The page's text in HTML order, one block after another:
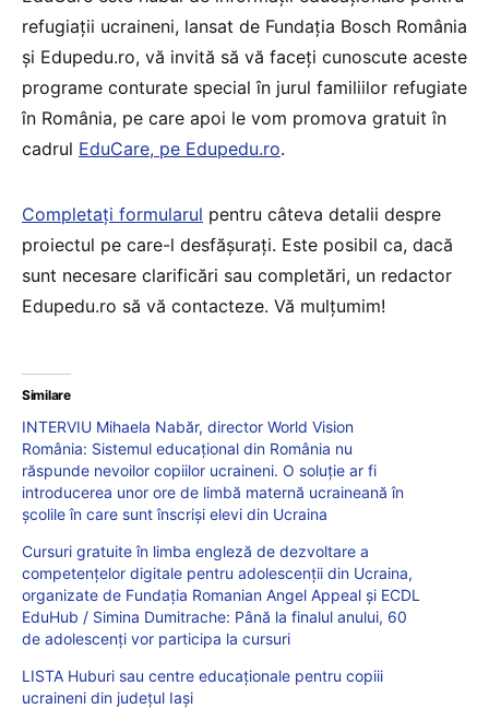
refugiații ucraineni, lansat de Fundația Bosch România
și Edupedu.ro, vă invită să vă faceți cunoscute aceste
programe conturate special în jurul familiilor refugiate
în România, pe care apoi le vom promova gratuit în
cadrul EduCare, pe Edupedu.ro.
Completați formularul pentru câteva detalii despre
proiectul pe care-l desfășurați. Este posibil ca, dacă
sunt necesare clarificări sau completări, un redactor
Edupedu.ro să vă contacteze. Vă mulțumim!
Similare
INTERVIU Mihaela Nabăr, director World Vision
România: Sistemul educațional din România nu
răspunde nevoilor copiilor ucraineni. O soluție ar fi
introducerea unor ore de limbă maternă ucraineană în
școlile în care sunt înscriși elevi din Ucraina
Cursuri gratuite în limba engleză de dezvoltare a
competențelor digitale pentru adolescenții din Ucraina,
organizate de Fundația Romanian Angel Appeal și ECDL
EduHub / Simina Dumitrache: Până la finalul anului, 60
de adolescenți vor participa la cursuri
LISTA Huburi sau centre educaționale pentru copiii
ucraineni din județul Iași